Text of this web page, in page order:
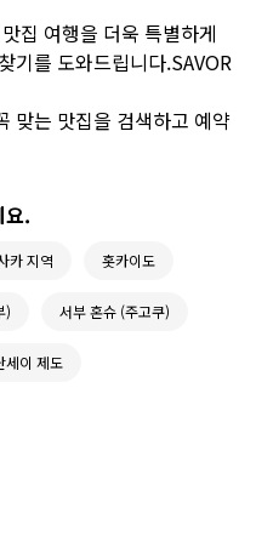
집 여행을 더욱 특별하게
기를 도와드립니다.SAVOR
맞는 맛집을 검색하고 예약
요.
카 지역 홋카이도
) 서부 혼슈 (주고쿠)
세이 제도